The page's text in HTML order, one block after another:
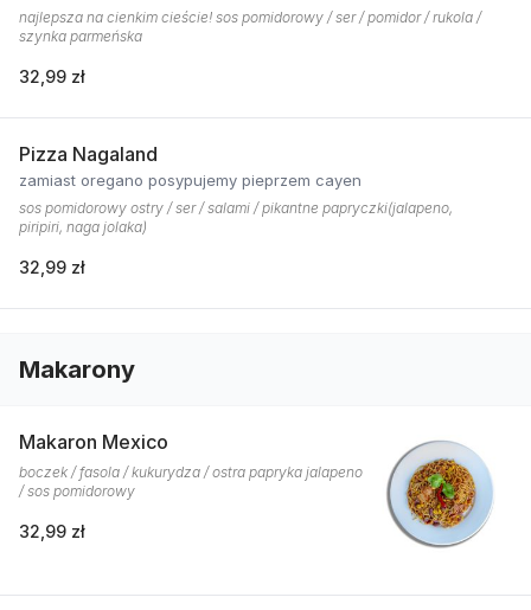
najlepsza na cienkim cieście! sos pomidorowy / ser / pomidor / rukola /
szynka parmeńska
32,99 zł
Pizza Nagaland
zamiast oregano posypujemy pieprzem cayen
sos pomidorowy ostry / ser / salami / pikantne papryczki(jalapeno,
piripiri, naga jolaka)
32,99 zł
Makarony
Makaron Mexico
boczek / fasola / kukurydza / ostra papryka jalapeno
/ sos pomidorowy
32,99 zł